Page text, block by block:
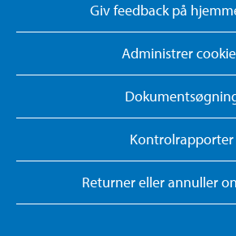
Giv feedback på
Administrer
Kontrolrapporter
Returner eller annuller